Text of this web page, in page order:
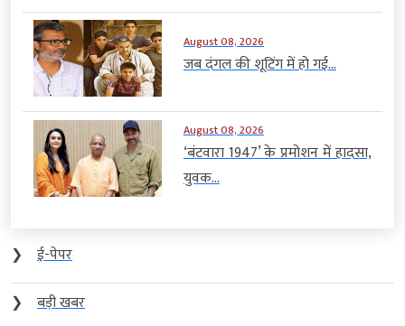
August 08, 2026
जब दंगल की शूटिंग में हो गई...
August 08, 2026
‘बंटवारा 1947’ के प्रमोशन में हादसा,
युवक...
❯
ई-पेपर
❯
बड़ी खबर